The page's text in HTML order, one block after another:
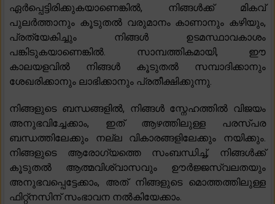
ഏർപ്പെട്ടിരിക്കുകയാണെങ്കിൽ, നിങ്ങൾക്ക് മികവ്
പുലർത്താനും കൂടുതൽ വരുമാനം കാണാനും കഴിയും,
പ്രത്യേകിച്ചും നിങ്ങൾ ഉടമസ്ഥാവകാശം
പങ്കിടുകയാണെങ്കിൽ. സാമ്പത്തികമായി, ഈ
കാലയളവിൽ നിങ്ങൾ കൂടുതൽ സമ്പാദിക്കാനും
ശേഖരിക്കാനും ലാഭിക്കാനും പ്രതീക്ഷിക്കുന്നു.
നിങ്ങളുടെ ബന്ധങ്ങളിൽ, നിങ്ങൾ സ്നേഹത്തിൽ വിജയം
അനുഭവിച്ചേക്കാം, ഇത് ആഴത്തിലുള്ള പരസ്പര
ബന്ധത്തിലേക്കും നല്ല വികാരങ്ങളിലേക്കും നയിക്കും.
നിങ്ങളുടെ ആരോഗ്യത്തെ സംബന്ധിച്ച്, നിങ്ങൾക്ക്
കൂടുതൽ ആത്മവിശ്വാസവും ഊർജ്ജസ്വലതയും
അനുഭവപ്പെട്ടേക്കാം, അത് നിങ്ങളുടെ മൊത്തത്തിലുള്ള
ഫിറ്റ്നസിന് സംഭാവന നൽകിയേക്കാം.